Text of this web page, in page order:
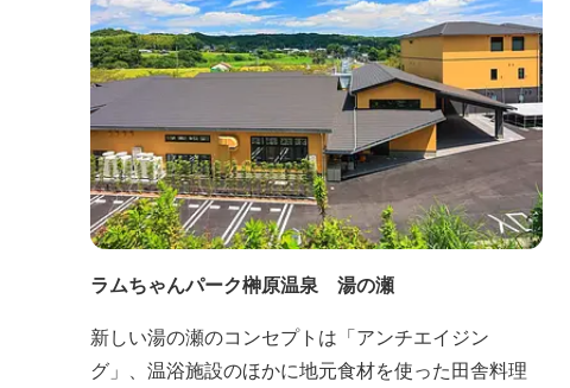
ラムちゃんパーク榊原温泉 湯の瀬
新しい湯の瀬のコンセプトは「アンチエイジン
グ」、温浴施設のほかに地元食材を使った田舎料理